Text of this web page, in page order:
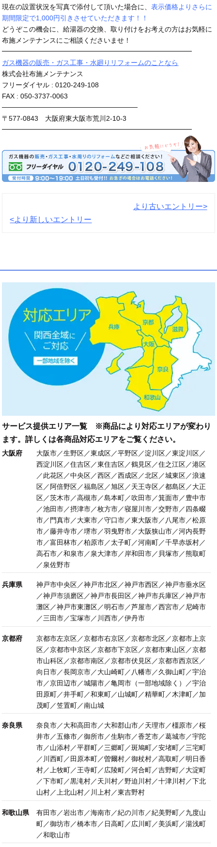
現在の設置状況を写真で添付して頂いた場合に、表示価格よりさらに
期間限定で1,000円引きさせていただきます！！
どうぞこの機会に、給湯器の交換、取り付けをお考えの方はお気軽に
布施メンテナンスにご相談くださいませ！
━━━━━━━━━━━━━━━━━━━━━━━━━━━━
ガス機器の販売・ガス工事・水廻りリフォームのことなら
株式会社布施メンテナンス
フリーダイヤル : 0120-249-108
FAX : 050-3737-0063
────────────────────────────
〒577-0843 大阪府東大阪市荒川2-10-3
━━━━━━━━━━━━━━━━━━━━━━━━━━━━
より古いエントリー>
<より新しいエントリー
サービス提供エリア一覧 ※商品により対応エリアが変わり
ます。詳しくは各商品対応エリアをご覧ください。
大阪府
大阪市／生野区／東成区／平野区／淀川区／東淀川区／
西淀川区／住吉区／東住吉区／鶴見区／住之江区／港区
／此花区／中央区／西区／西成区／北区／城東区／浪速
区／阿倍野区／福島区／旭区／天王寺区／都島区／大正
区／茨木市／高槻市／島本町／吹田市／箕面市／豊中市
／池田市／摂津市／枚方市／寝屋川市／交野市／四条畷
市／門真市／大東市／守口市／東大阪市／八尾市／松原
市／藤井寺市／堺市／羽曳野市／大阪狭山市／河内長野
市／富田林市／柏原市／太子町／河南町／千早赤坂村／
高石市／和泉市／泉大津市／岸和田市／貝塚市／熊取町
／泉佐野市
兵庫県
神戸市中央区／神戸市北区／神戸市西区／神戸市垂水区
／神戸市須磨区／神戸市長田区／神戸市兵庫区／神戸市
灘区／神戸市東灘区／明石市／芦屋市／西宮市／尼崎市
／三田市／宝塚市／川西市／伊丹市
京都府
京都市左京区／京都市右京区／京都市北区／京都市上京
区／京都市中京区／京都市下京区／京都市東山区／京都
市山科区／京都市南区／京都市伏見区／京都市西京区／
向日市／長岡京市／大山崎町／八幡市／久御山町／宇治
市／京田辺市／城陽市／亀岡市（一部地域除く）／宇治
田原町／井手町／和東町／山城町／精華町／木津町／加
茂町／笠置町／南山城
奈良県
奈良市／大和高田市／大和郡山市／天理市／橿原市／桜
井市／五條市／御所市／生駒市／香芝市／葛城市／宇陀
市／山添村／平群町／三郷町／斑鳩町／安堵町／三宅町
／川西町／田原本町／曽爾村／御杖村／高取町／明日香
村／上牧町／王寺町／広陵町／河合町／吉野町／大淀町
／下市町／黒滝村／天川村／野迫川村／十津川村／下北
山村／上北山村／川上村／東吉野村
和歌山県
有田市／岩出市／海南市／紀の川市／紀美野町／九度山
町／御坊市／橋本市／日高町／広川町／美浜町／湯浅町
／和歌山市